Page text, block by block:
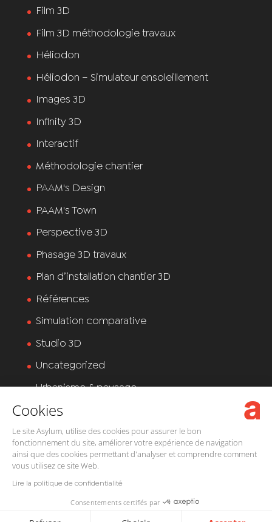
Cookies
Le site Asylum, utilise des cookies pour assurer le bon
fonctionnement du site, améliorer votre expérience de navigation
ainsi que des cookies permettant d'analyser et comprendre comment
vous utilisez ce site Web.
Lire la politique de confidentialité
Consentements certifiés par
Film 3D
Film 3D méthodologie travaux
Héliodon
Héliodon – Simulateur ensoleillement
Images 3D
Infinity 3D
Interactif
Méthodologie chantier
PAAM's Design
PAAM's Town
Perspective 3D
Phasage 3D travaux
Plan d’installation chantier 3D
Références
Simulation comparative
Studio 3D
Uncategorized
Urbanisme & paysage
Visite virtuelle